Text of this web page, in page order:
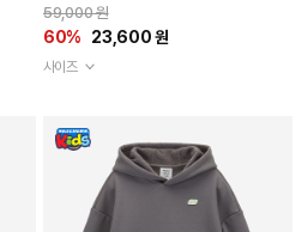
59,000 원
60% 23,600 원
사이즈